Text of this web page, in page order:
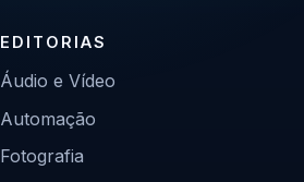
EDITORIAS
Áudio e Vídeo
Automação
Fotografia